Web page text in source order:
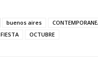
buenos aires
FIESTA OCTUBRE